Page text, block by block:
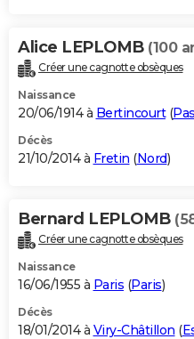
Alice LEPLOMB (100
Créer une cagnotte obsèques
Naissance
20/06/1914 à Bertincourt(
Décès
21/10/2014 à Fretin (Nord)
Bernard LEPLOMB
Créer une cagnotte obsèques
Naissance
16/06/1955 à Paris (Paris)
Décès
18/01/2014 à Viry-Châtillon (